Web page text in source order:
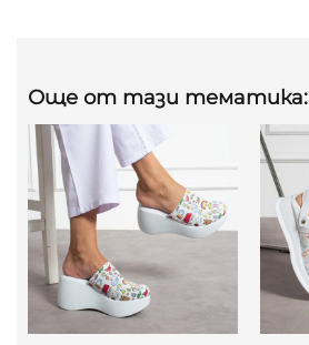
Още от тази тематика: